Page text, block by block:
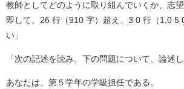
教師としてどのように取り組んでいくか、志
即して、26 行（910 字）超え、3 0 行（1,0 5
い」
「次の記述を読み、下の問題について、論述し
あなたは、第５学年の学級担任である。